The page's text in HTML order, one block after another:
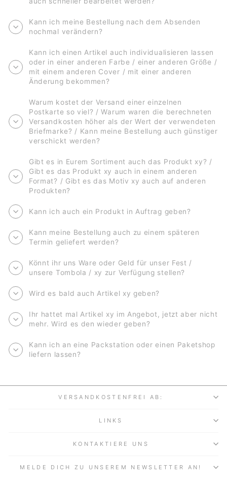
Kann ich meine Bestellung nach dem Absenden
nochmal verändern?
Kann ich einen Artikel auch individualisieren lassen
oder in einer anderen Farbe / einer anderen Größe /
mit einem anderen Cover / mit einer anderen
Änderung bekommen?
Warum kostet der Versand einer einzelnen
Postkarte so viel? / Warum waren die berechneten
Versandkosten höher als der Wert der verwendeten
Briefmarke? / Kann meine Bestellung auch günstiger
verschickt werden?
Gibt es in Eurem Sortiment auch das Produkt xy? /
Gibt es das Produkt xy auch in einem anderen
Format? / Gibt es das Motiv xy auch auf anderen
Produkten?
Kann ich auch ein Produkt in Auftrag geben?
Kann meine Bestellung auch zu einem späteren
Termin geliefert werden?
Könnt ihr uns Ware oder Geld für unser Fest /
unsere Tombola / xy zur Verfügung stellen?
Wird es bald auch Artikel xy geben?
Ihr hattet mal Artikel xy im Angebot, jetzt aber nicht
mehr. Wird es den wieder geben?
Kann ich an eine Packstation oder einen Paketshop
liefern lassen?
VERSANDKOSTENFREI AB:
LINKS
KONTAKTIERE UNS
MELDE DICH ZU UNSEREM NEWSLETTER AN!